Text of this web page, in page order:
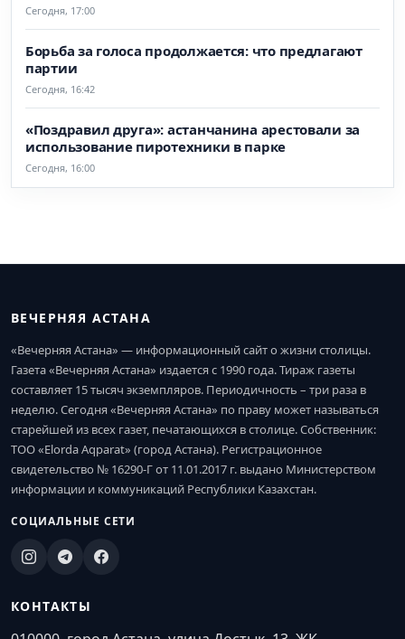
Сегодня, 17:00
Борьба за голоса продолжается: что предлагают
партии
Сегодня, 16:42
«Поздравил друга»: астанчанина арестовали за
использование пиротехники в парке
Сегодня, 16:00
ВЕЧЕРНЯЯ АСТАНА
«Вечерняя Астана» — информационный сайт о жизни столицы.
Газета «Вечерняя Астана» издается с 1990 года. Тираж газеты
составляет 15 тысяч экземпляров. Периодичность – три раза в
неделю. Сегодня «Вечерняя Астана» по праву может называться
старейшей из всех газет, печатающихся в столице. Собственник:
ТОО «Elorda Aqparat» (город Астана). Регистрационное
свидетельство № 16290-Г от 11.01.2017 г. выдано Министерством
информации и коммуникаций Республики Казахстан.
СОЦИАЛЬНЫЕ СЕТИ
КОНТАКТЫ